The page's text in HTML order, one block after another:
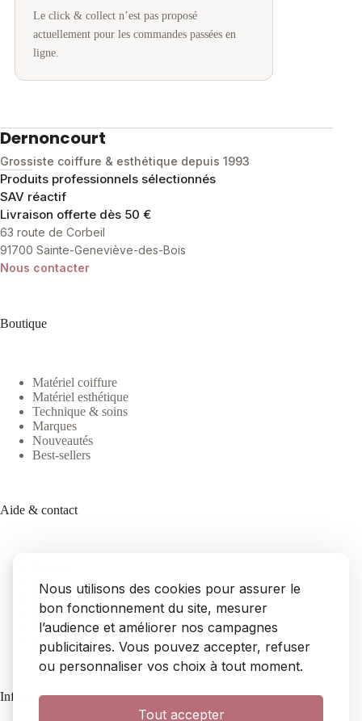
Nous utilisons des cookies pour assurer le
bon fonctionnement du site, mesurer
l’audience et améliorer nos campagnes
publicitaires. Vous pouvez accepter, refuser
ou personnaliser vos choix à tout moment.
Tout accepter
Le click & collect n’est pas proposé
actuellement pour les commandes passées en
ligne.
Dernoncourt
Grossiste coiffure & esthétique depuis 1993
Produits professionnels sélectionnés
SAV réactif
Livraison offerte dès 50 €
63 route de Corbeil
91700 Sainte-Geneviève-des-Bois
Nous contacter
Boutique
Matériel coiffure
Matériel esthétique
Technique & soins
Marques
Nouveautés
Best-sellers
Aide & contact
FAQ
Livraison
Retours & remboursements
SAV
Mon compte
Informations